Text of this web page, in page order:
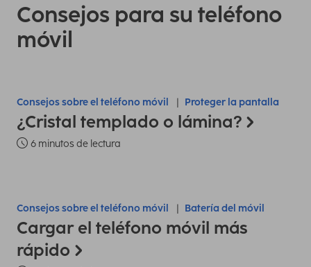
Consejos para su teléfono
móvil
Consejos sobre el teléfono móvil Proteger la pantalla
¿Cristal templado o lámina?
6 minutos de lectura
Consejos sobre el teléfono móvil Batería del móvil
Cargar el teléfono móvil más
rápido